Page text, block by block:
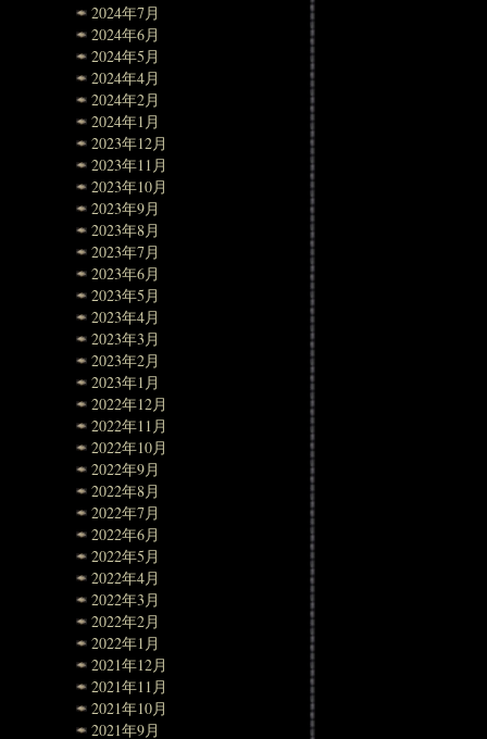
2024年7月
2024年6月
2024年5月
2024年4月
2024年2月
2024年1月
2023年12月
2023年11月
2023年10月
2023年9月
2023年8月
2023年7月
2023年6月
2023年5月
2023年4月
2023年3月
2023年2月
2023年1月
2022年12月
2022年11月
2022年10月
2022年9月
2022年8月
2022年7月
2022年6月
2022年5月
2022年4月
2022年3月
2022年2月
2022年1月
2021年12月
2021年11月
2021年10月
2021年9月